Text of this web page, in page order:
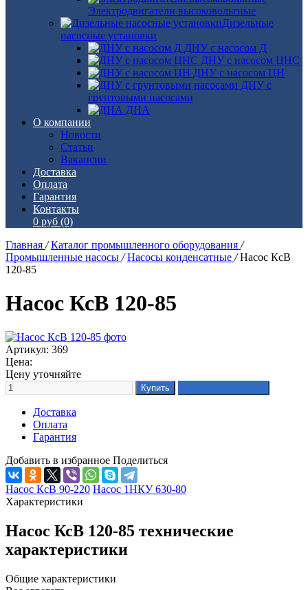
Электродвигатели высоковольтные
Дизельные
насосные установки
ДНУ с насосом Д
ДНУ с насосом ЦНС
ДНУ с насосом ЦН
ДНУ с
грунтовыми насосами
ДНА
О компании
Новости
Статьи
Вакансии
Доставка
Оплата
Гарантия
Контакты
0 руб (0)
Главная / Каталог промышленного оборудования /
Промышленные насосы / Насосы конденсатные / Насос КсВ
120-85
Насос КсВ 120-85
Артикул: 369
Цена:
Цену уточняйте
Доставка
Оплата
Гарантия
Добавить в избранное Поделиться
Насос КсВ 90-220 Насос 1НКУ 630-80
Характеристики
Насос КсВ 120-85 технические
характеристики
Общие характеристики